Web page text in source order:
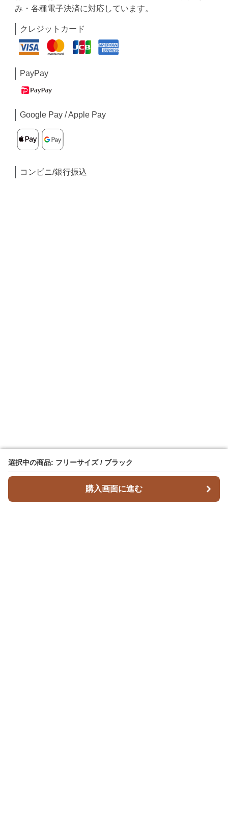
選択中の商品: フリーサイズ / ブラック
購入画面に進む
選択中の商品: フリーサイズ / ブラック
購入画面に進む
み・各種電子決済に対応しています。
クレジットカード
PayPay
Google Pay / Apple Pay
コンビニ/銀行振込